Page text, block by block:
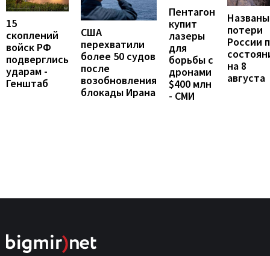
15
скоплений
войск РФ
подверглись
ударам -
Генштаб
США
перехватили
более 50 судов
после
возобновления
блокады Ирана
Пентагон
купит
лазеры
для
борьбы с
дронами
$400 млн
- СМИ
Названы
потери
России
на 8
августа